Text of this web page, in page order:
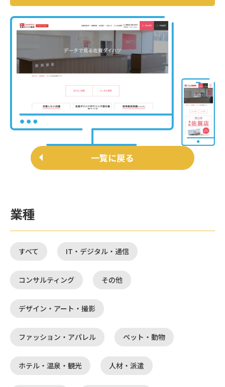
一覧に戻る
業種
すべて IT・デジタル・通信
コンサルティング その他
デザイン・アート・撮影
ファッション・アパレル ペット・動物
ホテル・温泉・観光 人材・派遣